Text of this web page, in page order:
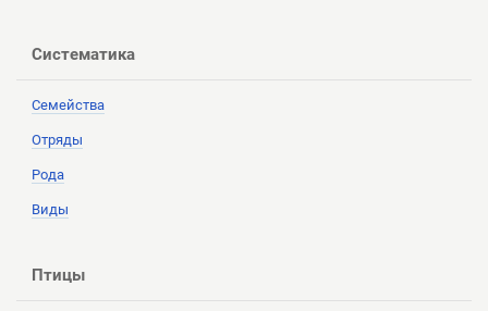
Систематика
Семейства
Отряды
Рода
Виды
Птицы